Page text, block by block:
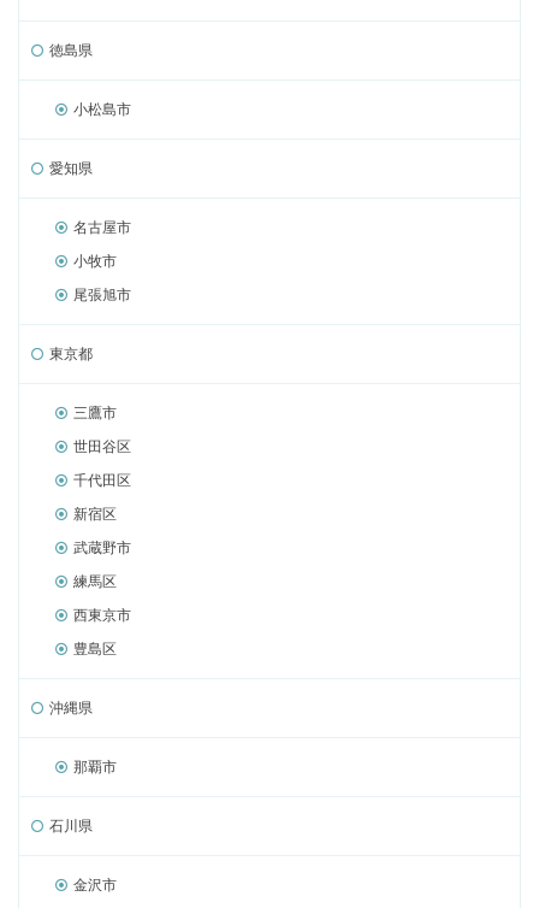
徳島県
小松島市
愛知県
名古屋市
小牧市
尾張旭市
東京都
三鷹市
世田谷区
千代田区
新宿区
武蔵野市
練馬区
西東京市
豊島区
沖縄県
那覇市
石川県
金沢市